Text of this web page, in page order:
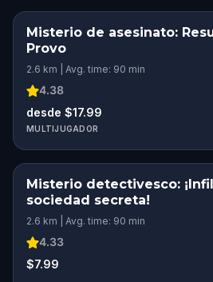
Misterio de asesinato:
Provo
2.6 km | Avg. time: 90 min
4.38
desde $17.99
MULTIJUGADOR
Misterio detectivesco:
sociedad secreta!
2.6 km | Avg. time: 90 min
4.33
$7.99